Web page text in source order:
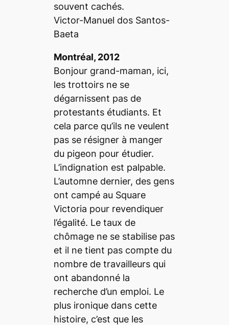
souvent cachés.
Victor-Manuel dos Santos-
Baeta
Montréal, 2012
Bonjour grand-maman, ici,
les trottoirs ne se
dégarnissent pas de
protestants étudiants. Et
cela parce qu’ils ne veulent
pas se résigner à manger
du pigeon pour étudier.
L’indignation est palpable.
L’automne dernier, des gens
ont campé au Square
Victoria pour revendiquer
l’égalité. Le taux de
chômage ne se stabilise pas
et il ne tient pas compte du
nombre de travailleurs qui
ont abandonné la
recherche d’un emploi. Le
plus ironique dans cette
histoire, c’est que les